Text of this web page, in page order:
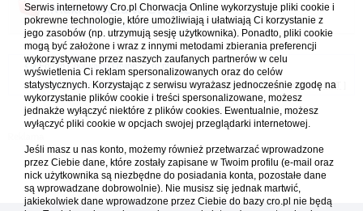
Makłowicza w Orebic
wApartamenty, hotele, pokoje 29.08.2025 08:49
Forum Chorwacja Online - Cro.pl
Usuń ciasteczka• Strefa czasowa: UTC + 1 (Polska - czas zimowy) [ DST
Serwis internetowy Cro.pl Chorwacja Online wykorzystuje pliki cookie i
pokrewne technologie, które umożliwiają i ułatwiają Ci korzystanie z
jego zasobów (np. utrzymują sesję użytkownika). Ponadto, pliki cookie
mogą być założone i wraz z innymi metodami zbierania preferencji
wykorzystywane przez naszych zaufanych partnerów w celu
wyświetlenia Ci reklam spersonalizowanych oraz do celów
statystycznych. Korzystając z serwisu wyrażasz jednocześnie zgodę na
wykorzystanie plików cookie i treści spersonalizowane, możesz
jednakże wyłączyć niektóre z plików cookies. Ewentualnie, możesz
wyłączyć pliki cookie w opcjach swojej przeglądarki internetowej.
Jeśli masz u nas konto, możemy również przetwarzać wprowadzone
przez Ciebie dane, które zostały zapisane w Twoim profilu (e-mail oraz
nick użytkownika są niezbędne do posiadania konta, pozostałe dane
są wprowadzane dobrowolnie). Nie musisz się jednak martwić,
jakiekolwiek dane wprowadzone przez Ciebie do bazy cro.pl nie będą